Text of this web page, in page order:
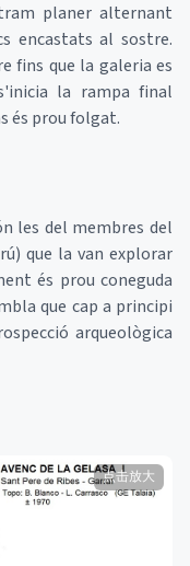
planer alternant
encastats al sostre.
fins que la galeria es
la rampa final
és prou folgat.
les del membres del
que la van explorar
és prou coneguda
que cap a principi
arqueològica
点击放大